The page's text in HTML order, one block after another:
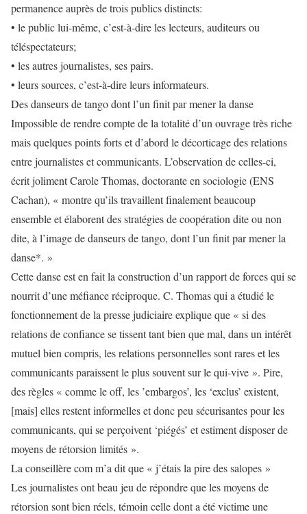
permanence auprès de trois publics distincts:
• le public lui-même, c’est-à-dire les lecteurs, auditeurs ou
téléspectateurs;
• les autres journalistes, ses pairs.
• leurs sources, c’est-à-dire leurs informateurs.
Des danseurs de tango dont l’un finit par mener la danse
Impossible de rendre compte de la totalité d’un ouvrage très riche
mais quelques points forts et d’abord le décorticage des relations
entre journalistes et communicants. L’observation de celles-ci,
écrit joliment Carole Thomas, doctorante en sociologie (ENS
Cachan), « montre qu’ils travaillent finalement beaucoup
ensemble et élaborent des stratégies de coopération dite ou non
dite, à l’image de danseurs de tango, dont l’un finit par mener la
danse*. »
Cette danse est en fait la construction d’un rapport de forces qui se
nourrit d’une méfiance réciproque. C. Thomas qui a étudié le
fonctionnement de la presse judiciaire explique que « si des
relations de confiance se tissent tant bien que mal, dans un intérêt
mutuel bien compris, les relations personnelles sont rares et les
communicants paraissent le plus souvent sur le qui-vive ». Pire,
des règles « comme leoff, les ’embargos’, les ‘exclus’ existent,
[mais] elles restent informelles et donc peu sécurisantes pour les
communicants, qui se perçoivent ‘piégés’ et estiment disposer de
moyens de rétorsion limités ».
La conseillère com m’a dit que « j’étais la pire des salopes »
Les journalistes ont beau jeu de répondre que les moyens de
rétorsion sont bien réels, témoin celle dont a été victime une